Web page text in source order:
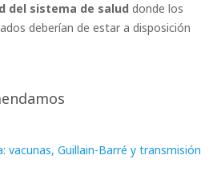
del sistema de salud donde los
deberían de estar a disposición
vacunas, Guillain-Barré y transmisión